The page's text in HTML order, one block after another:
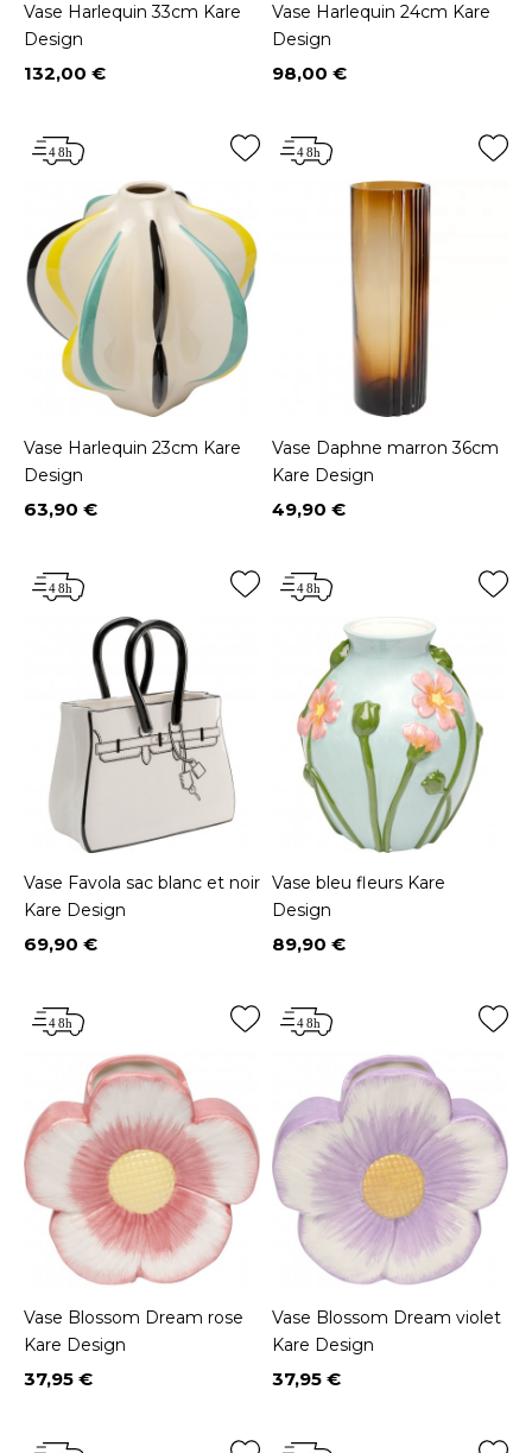
Vase Harlequin 33cm Kare
Design
Prix
132,00 €
Vase Harlequin 24cm Kare
Design
Prix
98,00 €
Vase Harlequin 23cm Kare
Design
Prix
63,90 €
Vase Daphne marron 36cm
Kare Design
Prix
49,90 €
Vase Favola sac blanc et noir
Kare Design
Prix
69,90 €
Vase bleu fleurs Kare
Design
Prix
89,90 €
Vase Blossom Dream rose
Kare Design
Prix
37,95 €
Vase Blossom Dream violet
Kare Design
Prix
37,95 €